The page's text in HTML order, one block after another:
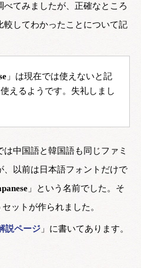
てみましたが、正確なところ
較してわかったことについて記
」は現在では使えないと記
えるようです。失礼しまし
は中国語と韓国語も同じファミ
、以前は日本語フォントだけで
」という名前でした。そ
セットが作られました。
説ページ 」に書いてあります。